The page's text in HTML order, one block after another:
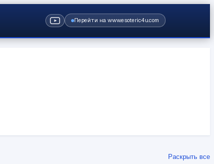
Перейти на www.esoteric4u.com
Раскрыть все